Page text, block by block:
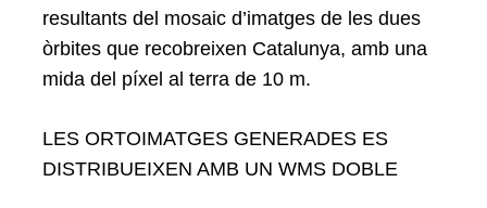
resultants del mosaic d’imatges de les dues
òrbites que recobreixen Catalunya, amb una
mida del píxel al terra de 10 m.
LES ORTOIMATGES GENERADES ES
DISTRIBUEIXEN AMB UN WMS DOBLE